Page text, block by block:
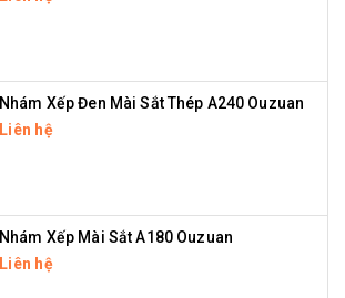
Nhám Xếp Đen Mài Sắt Thép A240 Ouzuan
Liên hệ
Nhám Xếp Mài Sắt A180 Ouzuan
Liên hệ